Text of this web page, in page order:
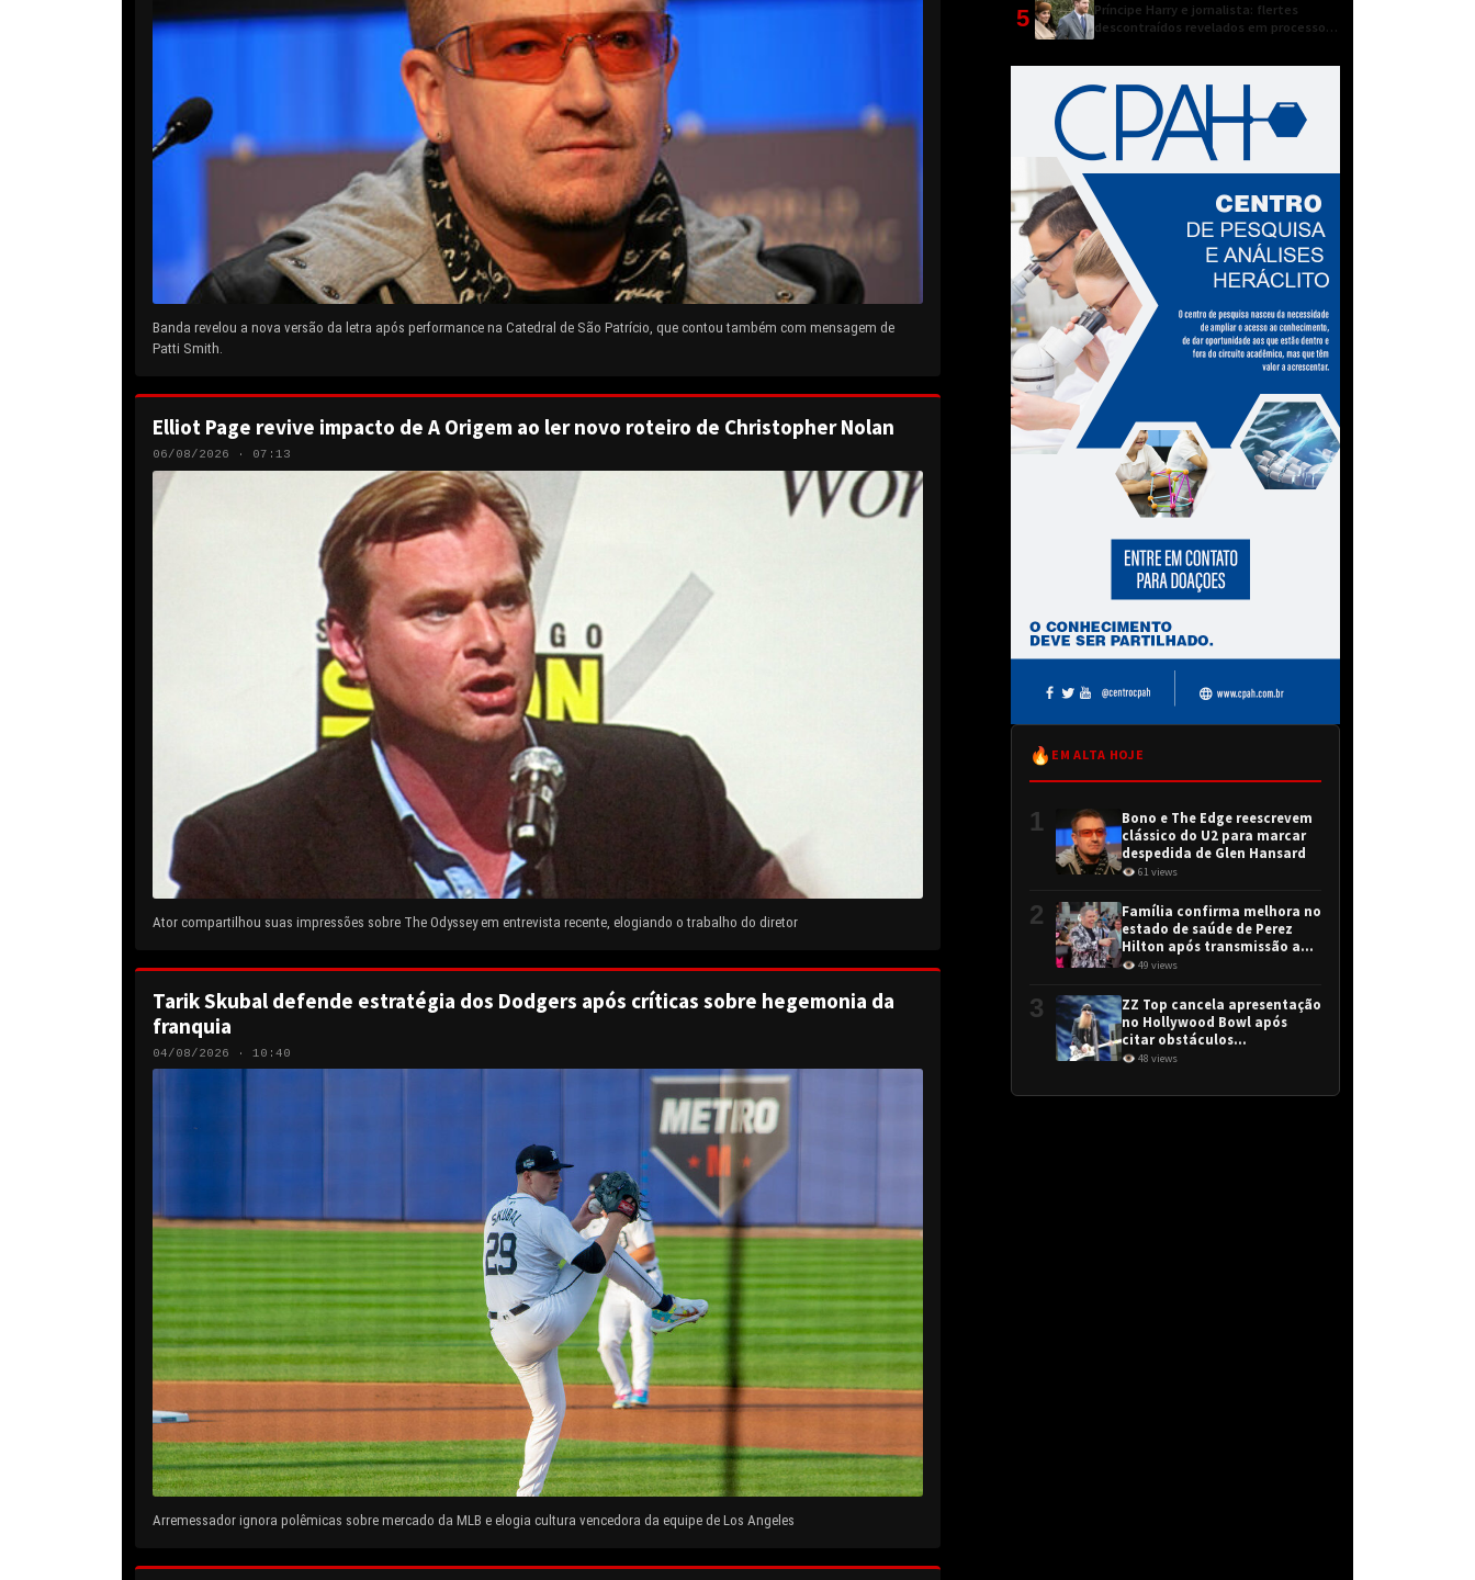
Banda revelou a nova versão da letra após performance na Catedral de São Patrício, que contou também com mensagem de
Patti Smith.
Elliot Page revive impacto de A Origem ao ler novo roteiro de Christopher Nolan
06/08/2026 · 07:13
Ator compartilhou suas impressões sobre The Odyssey em entrevista recente, elogiando o trabalho do diretor
Tarik Skubal defende estratégia dos Dodgers após críticas sobre hegemonia da
franquia
04/08/2026 · 10:40
Arremessador ignora polêmicas sobre mercado da MLB e elogia cultura vencedora da equipe de Los Angeles
5
Príncipe Harry e jornalista: flertes
descontraídos revelados em processo
🔥 EM ALTA HOJE
1
Bono e The Edge reescrevem
clássico do U2 para marcar
despedida de Glen Hansard
👁 61 views
2
Família confirma melhora no
estado de saúde de Perez
Hilton após transmissão ao
vivo
👁 49 views
3
ZZ Top cancela apresentação
no Hollywood Bowl após
citar obstáculos
intransponíveis
👁 48 views